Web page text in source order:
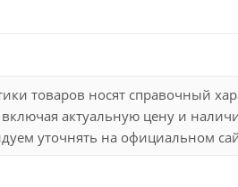
товаров носят справочный
актуальную цену и
уточнять на официальном